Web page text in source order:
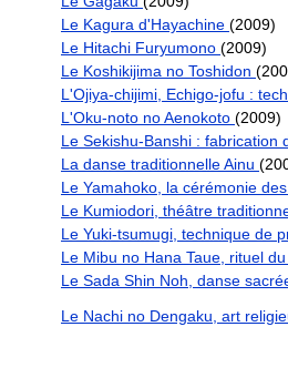
Le Kagura d'Hayachine (2009)
Le Hitachi Furyumono (2009)
Le Koshikijima no Toshidon
L'Ojiya-chijimi, Echigo-jofu :
L'Oku-noto no Aenokoto (2009)
Le Sekishu-Banshi : fabrication
La danse traditionnelle Ainu
Le Yamahoko, la cérémonie
Le Kumiodori, théâtre
Le Yuki-tsumugi, technique de
Le Mibu no Hana Taue, rituel
Le Sada Shin Noh, danse
Le Nachi no Dengaku, art